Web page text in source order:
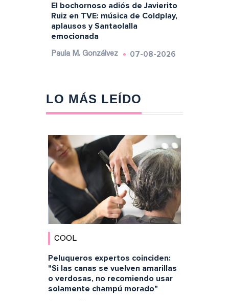
El bochornoso adiós de Javierito
Ruiz en TVE: música de Coldplay,
aplausos y Santaolalla
emocionada
Paula M. Gonzálvez 07-08-2026
LO MÁS LEÍDO
COOL
Peluqueros expertos coinciden:
"Si las canas se vuelven amarillas
o verdosas, no recomiendo usar
solamente champú morado"